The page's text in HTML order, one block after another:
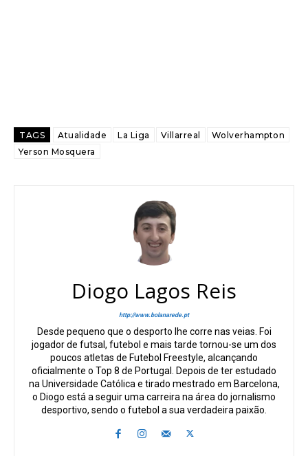
TAGS Atualidade La Liga Villarreal
Wolverhampton
Yerson Mosquera
Diogo Lagos Reis
http://www.bolanarede.pt
Desde pequeno que o desporto lhe corre nas veias. Foi
jogador de futsal, futebol e mais tarde tornou-se um dos
poucos atletas de Futebol Freestyle, alcançando
oficialmente o Top 8 de Portugal. Depois de ter estudado
na Universidade Católica e tirado mestrado em Barcelona,
o Diogo está a seguir uma carreira na área do jornalismo
desportivo, sendo o futebol a sua verdadeira paixão.